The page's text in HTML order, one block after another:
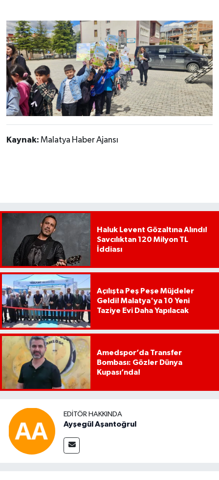
Kaynak: Malatya Haber Ajansı
Haluk Levent Gözaltına Alındı!
Savcılıktan 120 Milyon TL
İddiası
Açılışta Peş Peşe Müjdeler
Geldi! Malatya'ya 10 Yeni
Taziye Evi Daha Yapılacak
Amedspor’da Transfer
Bombası: Gözler Dünya
Kupası’nda!
EDITÖR HAKKINDA
Ayşegül Aşantoğrul